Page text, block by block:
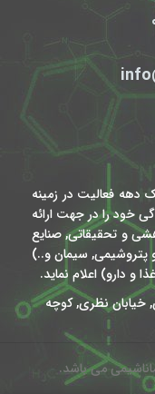
فعالیت در زمینه
خود را در جهت ارائه
و تحقیقاتی, صنایع
پتروشیمی, سیمان و..)
و دارو) اعلام نماید.
خیابان نظری, کوچه
می باشد.